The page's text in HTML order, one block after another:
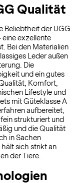
Qualität
Beliebtheit der UGG
eine exzellente
Bei den Materialien
Leder außen
Die
und ein gutes
Komfort,
Lifestyle und
mit Güteklasse A
aufbereitet,
strukturiert und
und die Qualität
in Sachen
sich strikt an
der Tiere.